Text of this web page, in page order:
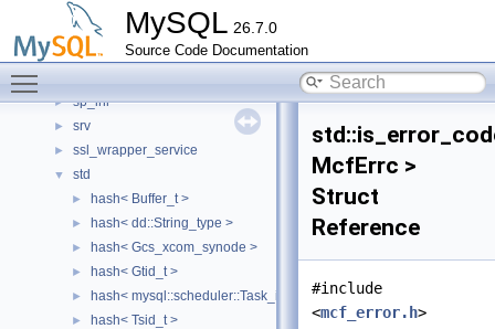
MySQL 26.7.0
Source Code Documentation
sha2_password
sha2_password_unittest
► shcore
► sp_inl
► srv
► ssl_wrapper_service
▼ std
► hash< Buffer_t >
► hash< dd::String_type >
► hash< Gcs_xcom_synode >
► hash< Gtid_t >
► hash< mysql::scheduler::Task_id >
► hash< Tsid_t >
McfErrc >
Struct
Reference
#include
<mcf_error.h>